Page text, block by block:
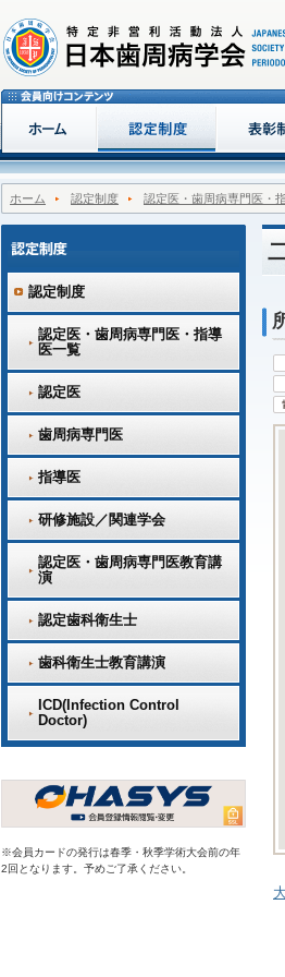
ホーム 認定制度 認定医・歯周病専門医・
認定制度
認定医・歯周病専門医・指導
医一覧
認定医
歯周病専門医
指導医
研修施設／関連学会
認定医・歯周病専門医教育講
演
認定歯科衛生士
歯科衛生士教育講演
ICD(Infection Control
Doctor)
※会員カードの発行は春季・秋季学術大会前の年
2回となります。予めご了承ください。